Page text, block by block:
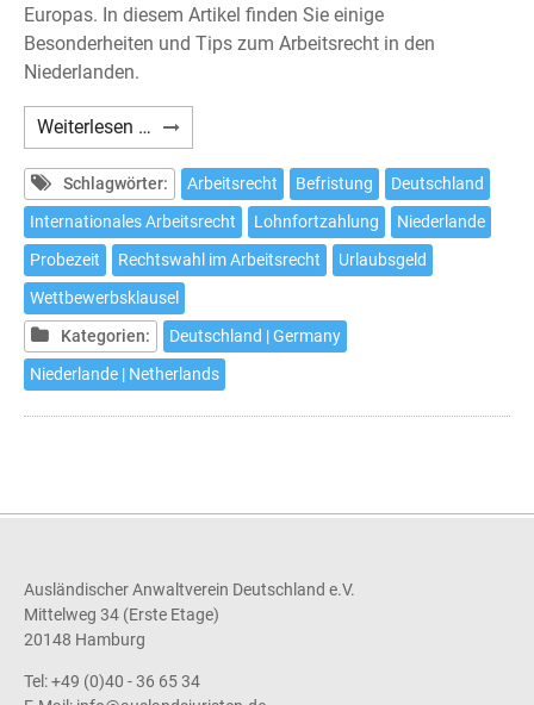
Europas. In diesem Artikel finden Sie einige
Besonderheiten und Tips zum Arbeitsrecht in den
Niederlanden.
Weiterlesen … Einige
Besonderheiten
des
Arbeitsrechts
in
den
Niederlanden
Schlagwörter: Arbeitsrecht Befristung
Deutschland
Internationales Arbeitsrecht
Lohnfortzahlung
Niederlande
Probezeit
Rechtswahl im Arbeitsrecht
Urlaubsgeld
Wettbewerbsklausel
Kategorien:
Deutschland | Germany
Niederlande | Netherlands
Ausländischer Anwaltverein Deutschland e.V.
Mittelweg 34 (Erste Etage)
20148 Hamburg
Tel: +49 (0)40 - 36 65 34